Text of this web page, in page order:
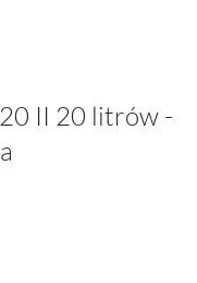
II 20 litrów -